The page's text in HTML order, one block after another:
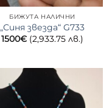
БИЖУТА НАЛИЧНИ
„Синя звезда“ G733
1500€ (2,933.75 лв.)